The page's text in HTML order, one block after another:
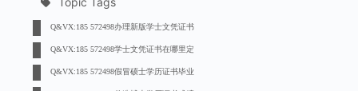
Q&VX:185 572498办理新版学士文凭证书
Q&VX:185 572498学士文凭证书在哪里定
Q&VX:185 572498假冒硕士学历证书毕业